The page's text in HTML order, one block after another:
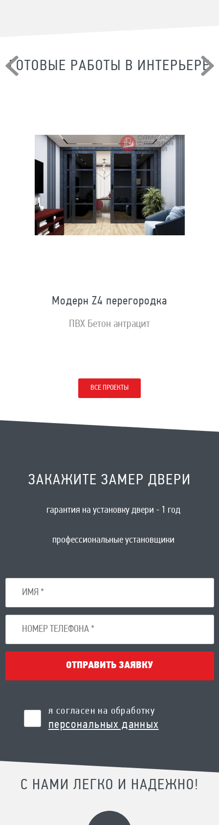
ГОТОВЫЕ РАБОТЫ В ИНТЕРЬЕРЕ
Модерн Z4 перегородка
ПВХ Бетон антрацит
ВСЕ ПРОЕКТЫ
ЗАКАЖИТЕ ЗАМЕР ДВЕРИ
гарантия на установку двери - 1 год
профессиональные установщики
ОТПРАВИТЬ ЗАЯВКУ
я согласен на обработку
персональных данных
С НАМИ ЛЕГКО И НАДЕЖНО!